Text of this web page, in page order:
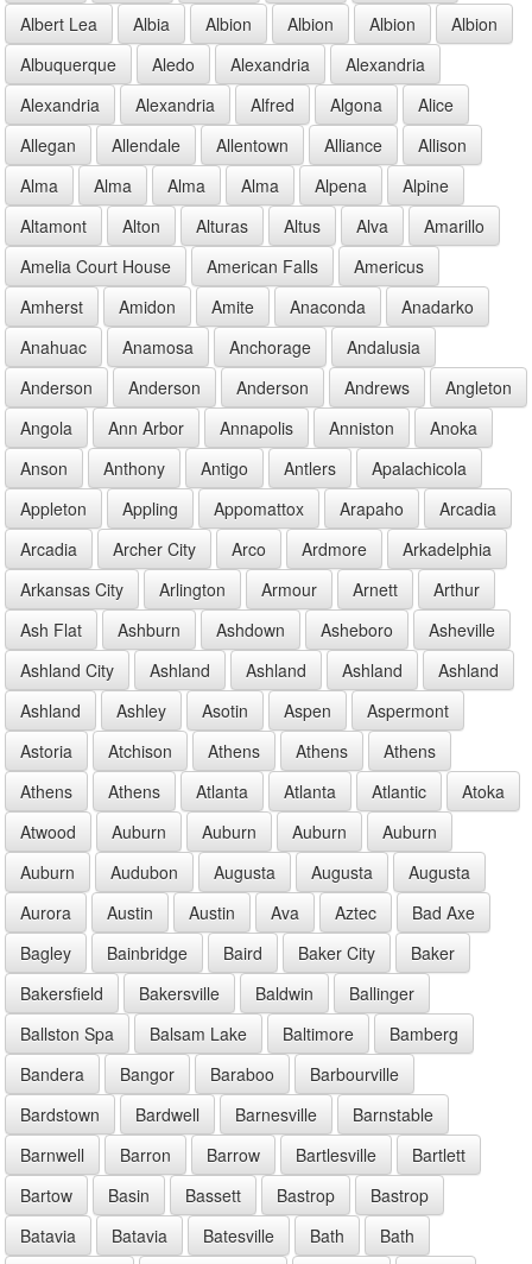
Albert Lea
Albia Albion Albion Albion
Albion
Albuquerque
Aledo Alexandria
Alexandria
Alexandria
Alexandria Alfred Algona
Alice
Allegan
Allendale Allentown Alliance
Allison
Alma
Alma Alma Alma Alpena
Alpine
Altamont
Alton Alturas Altus Alva
Amarillo
Amelia Court House
American Falls
Americus
Amherst
Amidon Amite Anaconda
Anadarko
Anahuac
Anamosa Anchorage
Andalusia
Anderson
Anderson Anderson Andrews
Angleton
Angola
Ann Arbor Annapolis Anniston
Anoka
Anson
Anthony Antigo Antlers
Apalachicola
Appleton
Appling Appomattox Arapaho
Arcadia
Arcadia
Archer City Arco Ardmore
Arkadelphia
Arkansas City
Arlington Armour Arnett
Arthur
Ash Flat
Ashburn Ashdown Asheboro
Asheville
Ashland City
Ashland Ashland Ashland
Ashland
Ashland
Ashley Asotin Aspen
Aspermont
Astoria
Atchison Athens Athens
Athens
Athens
Athens Atlanta Atlanta Atlantic
Atoka
Atwood
Auburn Auburn Auburn
Auburn
Auburn
Audubon Augusta Augusta
Augusta
Aurora
Austin Austin Ava Aztec
Bad Axe
Bagley
Bainbridge Baird Baker City
Baker
Bakersfield
Bakersville Baldwin
Ballinger
Ballston Spa
Balsam Lake Baltimore
Bamberg
Bandera
Bangor Baraboo
Barbourville
Bardstown
Bardwell Barnesville
Barnstable
Barnwell
Barron Barrow Bartlesville
Bartlett
Bartow
Basin Bassett Bastrop
Bastrop
Batavia
Batavia Batesville Bath
Bath